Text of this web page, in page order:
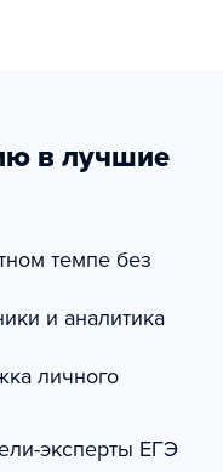
в лучшие
темпе без
и аналитика
личного
эксперты ЕГЭ